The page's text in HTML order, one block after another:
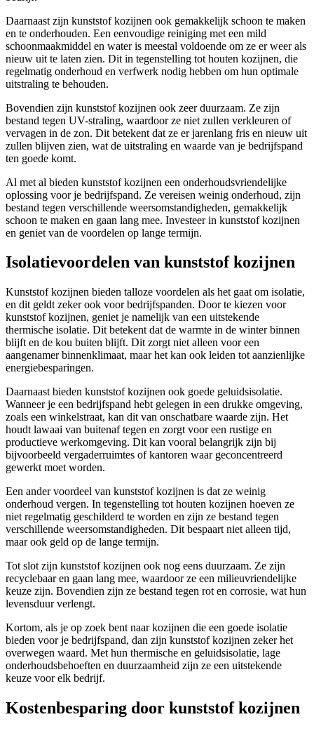
Daarnaast zijn kunststof kozijnen ook gemakkelijk schoon te maken
en te onderhouden. Een eenvoudige reiniging met een mild
schoonmaakmiddel en water is meestal voldoende om ze er weer als
nieuw uit te laten zien. Dit in tegenstelling tot houten kozijnen, die
regelmatig onderhoud en verfwerk nodig hebben om hun optimale
uitstraling te behouden.
Bovendien zijn kunststof kozijnen ook zeer duurzaam. Ze zijn
bestand tegen UV-straling, waardoor ze niet zullen verkleuren of
vervagen in de zon. Dit betekent dat ze er jarenlang fris en nieuw uit
zullen blijven zien, wat de uitstraling en waarde van je bedrijfspand
ten goede komt.
Al met al bieden kunststof kozijnen een onderhoudsvriendelijke
oplossing voor je bedrijfspand. Ze vereisen weinig onderhoud, zijn
bestand tegen verschillende weersomstandigheden, gemakkelijk
schoon te maken en gaan lang mee. Investeer in kunststof kozijnen
en geniet van de voordelen op lange termijn.
Isolatievoordelen van kunststof kozijnen
Kunststof kozijnen bieden talloze voordelen als het gaat om isolatie,
en dit geldt zeker ook voor bedrijfspanden. Door te kiezen voor
kunststof kozijnen, geniet je namelijk van een uitstekende
thermische isolatie. Dit betekent dat de warmte in de winter binnen
blijft en de kou buiten blijft. Dit zorgt niet alleen voor een
aangenamer binnenklimaat, maar het kan ook leiden tot aanzienlijke
energiebesparingen.
Daarnaast bieden kunststof kozijnen ook goede geluidsisolatie.
Wanneer je een bedrijfspand hebt gelegen in een drukke omgeving,
zoals een winkelstraat, kan dit van onschatbare waarde zijn. Het
houdt lawaai van buitenaf tegen en zorgt voor een rustige en
productieve werkomgeving. Dit kan vooral belangrijk zijn bij
bijvoorbeeld vergaderruimtes of kantoren waar geconcentreerd
gewerkt moet worden.
Een ander voordeel van kunststof kozijnen is dat ze weinig
onderhoud vergen. In tegenstelling tot houten kozijnen hoeven ze
niet regelmatig geschilderd te worden en zijn ze bestand tegen
verschillende weersomstandigheden. Dit bespaart niet alleen tijd,
maar ook geld op de lange termijn.
Tot slot zijn kunststof kozijnen ook nog eens duurzaam. Ze zijn
recyclebaar en gaan lang mee, waardoor ze een milieuvriendelijke
keuze zijn. Bovendien zijn ze bestand tegen rot en corrosie, wat hun
levensduur verlengt.
Kortom, als je op zoek bent naar kozijnen die een goede isolatie
bieden voor je bedrijfspand, dan zijn kunststof kozijnen zeker het
overwegen waard. Met hun thermische en geluidsisolatie, lage
onderhoudsbehoeften en duurzaamheid zijn ze een uitstekende
keuze voor elk bedrijf.
Kostenbesparing door kunststof kozijnen